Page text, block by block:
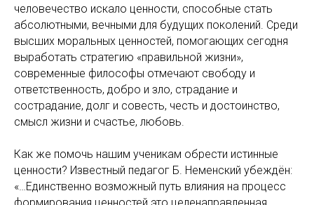
человечество искало ценности, способные стать
абсолютными, вечными для будущих поколений. Среди
высших моральных ценностей, помогающих сегодня
выработать стратегию «правильной жизни»,
современные философы отмечают свободу и
ответственность, добро и зло, страдание и
сострадание, долг и совесть, честь и достоинство,
смысл жизни и счастье, любовь.
Как же помочь нашим ученикам обрести истинные
ценности? Известный педагог Б. Неменский убеждён:
«…Единственно возможный путь влияния на процесс